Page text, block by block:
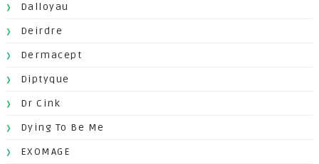
Dalloyau
Deirdre
Dermacept
Diptyque
Dr Cink
Dying To Be Me
EXOMAGE